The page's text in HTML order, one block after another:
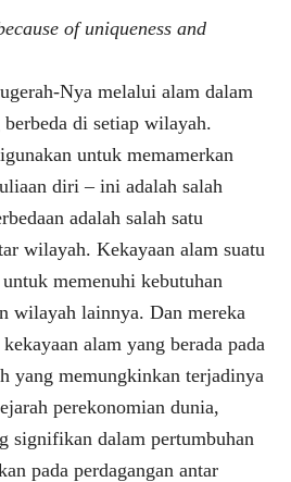
of uniqueness and
Nya melalui alam dalam
di setiap wilayah.
untuk memamerkan
diri – ini adalah salah
adalah salah satu
wilayah. Kekayaan alam suatu
memenuhi kebutuhan
wilayah lainnya. Dan mereka
alam yang berada pada
yang memungkinkan terjadinya
perekonomian dunia,
signifikan dalam pertumbuhan
pada perdagangan antar